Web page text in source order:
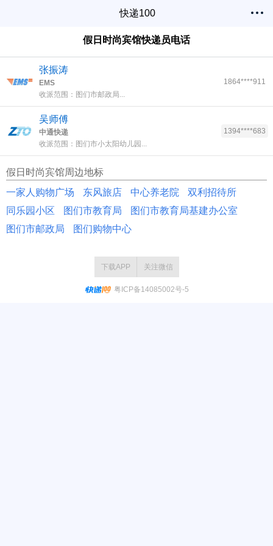
快递100
假日时尚宾馆快递员电话
张振涛
EMS
收派范围：图们市邮政局...
1864****911
吴师傅
中通快递
收派范围：图们市小太阳幼儿园...
1394****683
假日时尚宾馆周边地标
一家人购物广场
东风旅店 中心养老院
双利招待所
同乐园小区
图们市教育局
图们市教育局基建办公室
图们市邮政局
图们购物中心
下载APP 关注微信
粤ICP备14085002号-5